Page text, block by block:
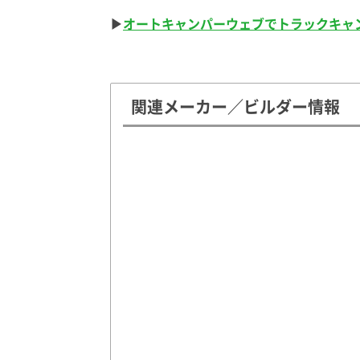
▶オートキャンパーウェブでトラックキャ
関連メーカー／ビルダー情報